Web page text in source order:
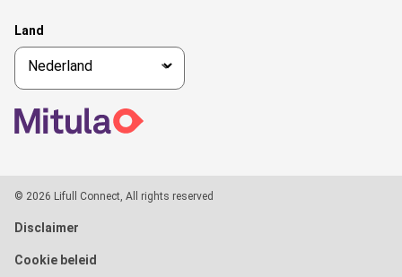
Land
© 2026 Lifull Connect, All rights reserved
Disclaimer
Cookie beleid